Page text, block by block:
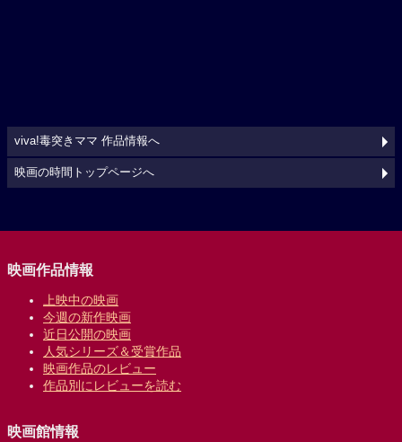
viva!毒突きママ 作品情報へ
映画の時間トップページへ
映画作品情報
上映中の映画
今週の新作映画
近日公開の映画
人気シリーズ＆受賞作品
映画作品のレビュー
作品別にレビューを読む
映画館情報